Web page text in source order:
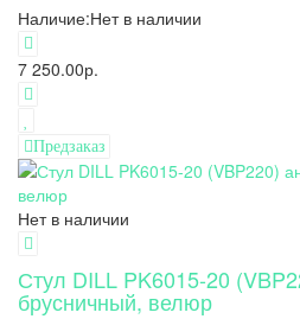
Наличие:Нет в наличии
7 250.00р.
Предзаказ
Нет в наличии
Стул DILL PK6015-20
брусничный, велюр